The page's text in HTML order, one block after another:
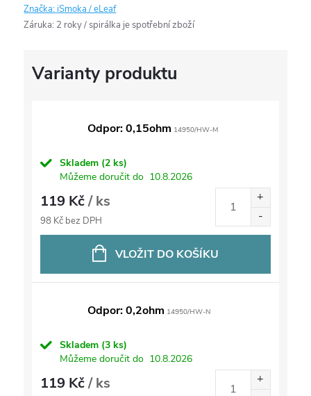
Značka:iSmoka / eLeaf
Záruka: 2 roky / spirálka je spotřební zboží
Odpor: 0,15ohm 14950/HW-M
Skladem (2 ks)
Můžeme doručit do 10.8.2026
119 Kč/ ks
98 Kč bez DPH
VLOŽIT DO KOŠÍKU
Odpor: 0,2ohm 14950/HW-N
Skladem (3 ks)
Můžeme doručit do 10.8.2026
119 Kč/ ks